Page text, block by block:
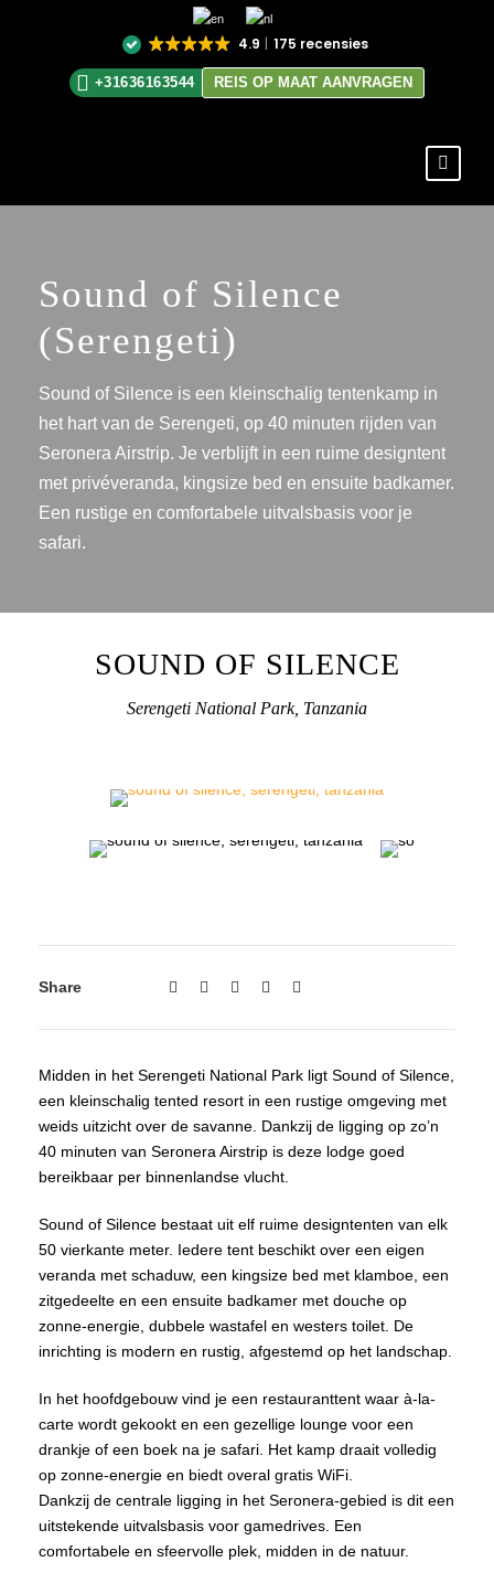
4.9 175 recensies
+31636163544 REIS OP MAAT AANVRAGEN
Sound of Silence
(Serengeti)
Sound of Silence is een kleinschalig tentenkamp in
het hart van de Serengeti, op 40 minuten rijden van
Seronera Airstrip. Je verblijft in een ruime designtent
met privéveranda, kingsize bed en ensuite badkamer.
Een rustige en comfortabele uitvalsbasis voor je
safari.
SOUND OF SILENCE
Serengeti National Park, Tanzania
Share
Midden in het Serengeti National Park ligt Sound of Silence,
een kleinschalig tented resort in een rustige omgeving met
weids uitzicht over de savanne. Dankzij de ligging op zo’n
40 minuten van Seronera Airstrip is deze lodge goed
bereikbaar per binnenlandse vlucht.
Sound of Silence bestaat uit elf ruime designtenten van elk
50 vierkante meter. Iedere tent beschikt over een eigen
veranda met schaduw, een kingsize bed met klamboe, een
zitgedeelte en een ensuite badkamer met douche op
zonne-energie, dubbele wastafel en westers toilet. De
inrichting is modern en rustig, afgestemd op het landschap.
In het hoofdgebouw vind je een restauranttent waar à-la-
carte wordt gekookt en een gezellige lounge voor een
drankje of een boek na je safari. Het kamp draait volledig
op zonne-energie en biedt overal gratis WiFi.
Dankzij de centrale ligging in het Seronera-gebied is dit een
uitstekende uitvalsbasis voor gamedrives. Een
comfortabele en sfeervolle plek, midden in de natuur.